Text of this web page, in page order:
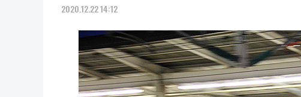
2020.12.22 14:12